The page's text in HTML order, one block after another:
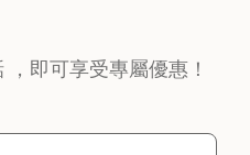
即可享受專屬優惠！